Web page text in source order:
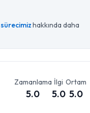
hakkında daha
Zamanlama
5.0
İlgi
5.0
Ortam
5.0